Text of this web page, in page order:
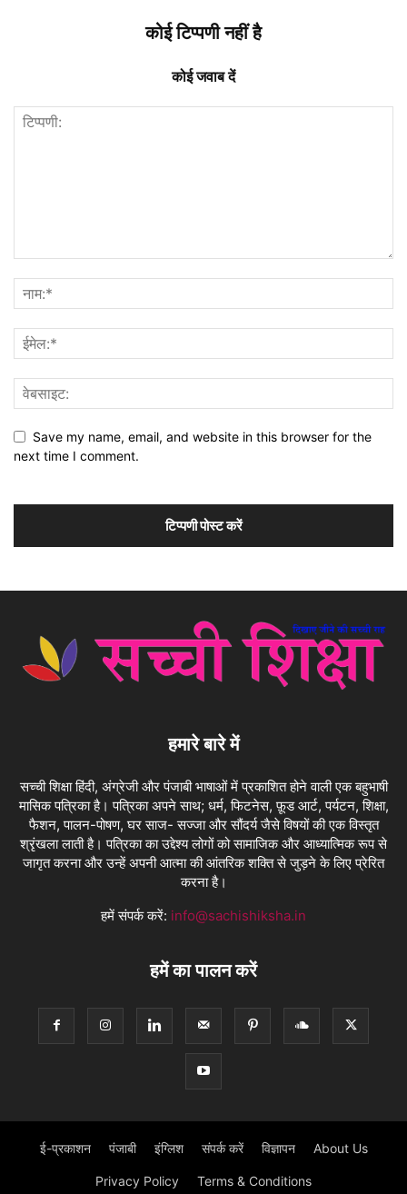
कोई टिप्पणी नहीं है
कोई जवाब दें
Save my name, email, and website in this browser for the
next time I comment.
हमारे बारे में
सच्ची शिक्षा हिंदी, अंग्रेजी और पंजाबी भाषाओं में प्रकाशित होने वाली एक बहुभाषी
मासिक पत्रिका है। पत्रिका अपने साथ; धर्म, फिटनेस, फ़ूड आर्ट, पर्यटन, शिक्षा,
फैशन, पालन-पोषण, घर साज- सज्जा और सौंदर्य जैसे विषयों की एक विस्तृत
श्रृंखला लाती है। पत्रिका का उद्देश्य लोगों को सामाजिक और आध्यात्मिक रूप से
जागृत करना और उन्हें अपनी आत्मा की आंतरिक शक्ति से जुड़ने के लिए प्रेरित
करना है।
हमें संपर्क करें: info@sachishiksha.in
हमें का पालन करें
ई-प्रकाशन पंजाबी इंग्लिश संपर्क करें विज्ञापन About Us
Privacy Policy Terms & Conditions